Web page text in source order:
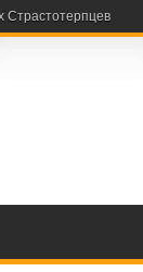
Страстотерпцев